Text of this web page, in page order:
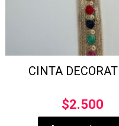
CINTA
$2.500